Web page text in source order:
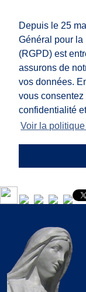
Depuis le 25
Général pour
(RGPD) est
assurons de
vos données.
vous
confidentialité
Voir la